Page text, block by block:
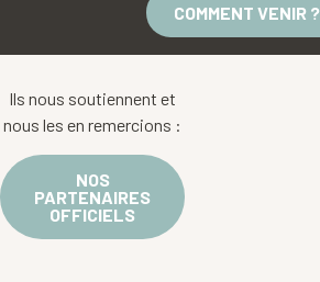
COMMENT VENIR ?
Ils nous soutiennent et
nous les en remercions :
NOS
PARTENAIRES
OFFICIELS